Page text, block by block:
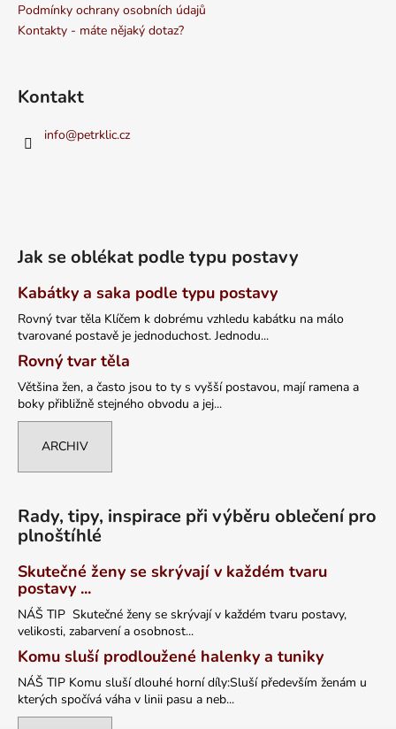
Podmínky ochrany osobních údajů
Kontakty - máte nějaký dotaz?
Kontakt
info@petrklic.cz
Jak se oblékat podle typu postavy
Kabátky a saka podle typu postavy
Rovný tvar těla Klíčem k dobrému vzhledu kabátku na málo
tvarované postavě je jednoduchost. Jednodu...
Rovný tvar těla
Většina žen, a často jsou to ty s vyšší postavou, mají ramena a
boky přibližně stejného obvodu a jej...
ARCHIV
Rady, tipy, inspirace při výběru oblečení pro
plnoštíhlé
Skutečné ženy se skrývají v každém tvaru
postavy ...
NÁŠ TIP Skutečné ženy se skrývají v každém tvaru postavy,
velikosti, zabarvení a osobnost...
Komu sluší prodloužené halenky a tuniky
NÁŠ TIP Komu sluší dlouhé horní díly:Sluší především ženám u
kterých spočívá váha v linii pasu a neb...